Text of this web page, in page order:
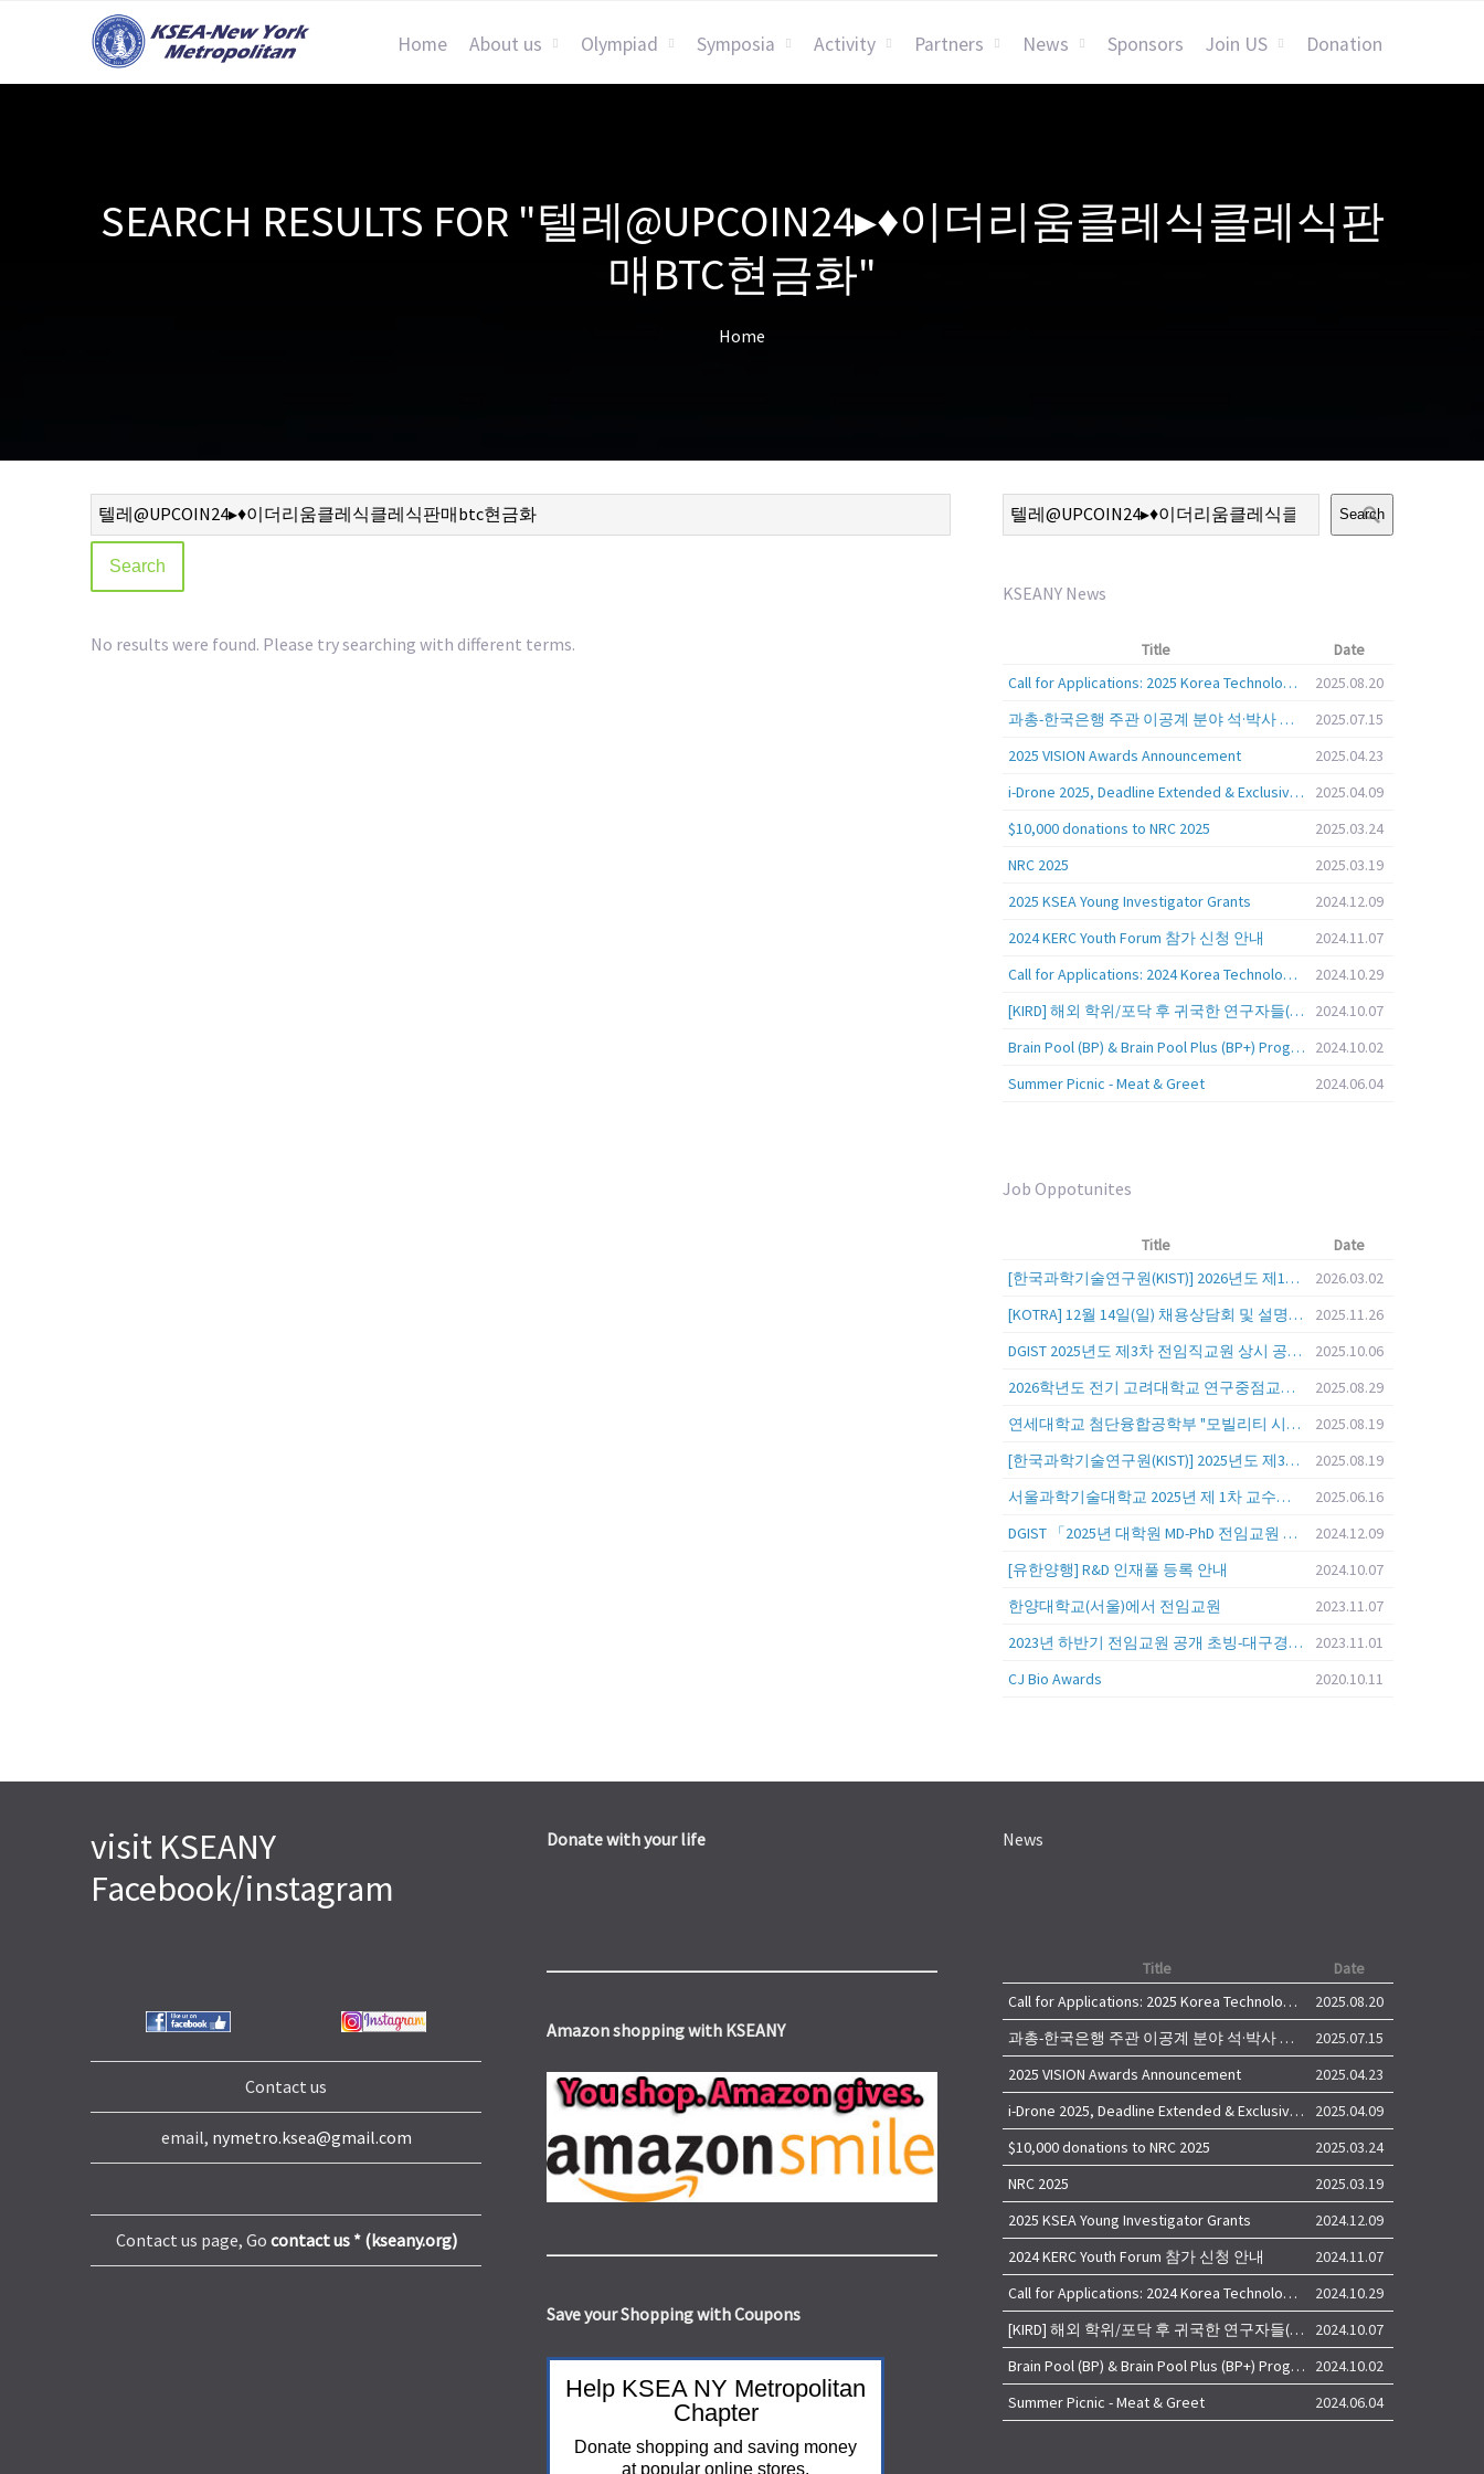
Home About us Olympiad Symposia Activity Partners News Sponsors Join US Donation
SEARCH RESULTS FOR "텔레@UPCOIN24▸♦이더리움클레식클레식판
매BTC현금화"
Home
No results were found. Please try searching with different terms.
Search
KSEANY News
Title
Date
Call for Applications: 2025 Korea Technology Advisory Group (K-TAG)
2025.08.20
과총-한국은행 주관 이공계 분야 석·박사 학위자 대상 서베이
2025.07.15
2025 VISION Awards Announcement
2025.04.23
i-Drone 2025, Deadline Extended & Exclusive Opportunity to Travel to Korea!
2025.04.09
$10,000 donations to NRC 2025
2025.03.24
NRC 2025
2025.03.19
2025 KSEA Young Investigator Grants
2024.12.09
2024 KERC Youth Forum 참가 신청 안내
2024.11.07
Call for Applications: 2024 Korea Technology Advisory Group (K-TAG)
2024.10.29
[KIRD] 해외 학위/포닥 후 귀국한 연구자들(학교, 출연(연), 기업)의 경력개발 경험 공유 줌 세미나 안내
2024.10.07
Brain Pool (BP) & Brain Pool Plus (BP+) Programs
2024.10.02
Summer Picnic - Meat & Greet
2024.06.04
Job Oppotunites
Title
Date
[한국과학기술연구원(KIST)] 2026년도 제1차 연구부문 공개채용 안내
2026.03.02
[KOTRA] 12월 14일(일) 채용상담회 및 설명회를 안내
2025.11.26
DGIST 2025년도 제3차 전임직교원 상시 공개초빙 공고
2025.10.06
2026학년도 전기 고려대학교 연구중점교수 초빙 공고
2025.08.29
연세대학교 첨단융합공학부 "모빌리티 시스템 전 분야" 전임교원 특별채용 (2026년 9월 1일자 임용 예정)
2025.08.19
[한국과학기술연구원(KIST)] 2025년도 제3차 연구부문 공개채용 안내
2025.08.19
서울과학기술대학교 2025년 제 1차 교수초빙 (교육공무원 일반공개채용) 공고
2025.06.16
DGIST 「2025년 대학원 MD-PhD 전임교원 공개초빙」
2024.12.09
[유한양행] R&D 인재풀 등록 안내
2024.10.07
한양대학교(서울)에서 전임교원
2023.11.07
2023년 하반기 전임교원 공개 초빙-대구경북과학기술원 (DGIST)
2023.11.01
CJ Bio Awards
2020.10.11
visit KSEANY
Facebook/instagram
Contact us
email, nymetro.ksea@gmail.com
Contact us page, Go contact us * (kseany.org)
Donate with your life
Amazon shopping with KSEANY
Save your Shopping with Coupons
Help KSEA NY Metropolitan
Chapter
Donate shopping and saving money
at popular online stores.
News
Title
Date
Call for Applications: 2025 Korea Technology Advisory Group (K-TAG)
2025.08.20
과총-한국은행 주관 이공계 분야 석·박사 학위자 대상 서베이
2025.07.15
2025 VISION Awards Announcement
2025.04.23
i-Drone 2025, Deadline Extended & Exclusive Opportunity to Travel to Korea!
2025.04.09
$10,000 donations to NRC 2025
2025.03.24
NRC 2025
2025.03.19
2025 KSEA Young Investigator Grants
2024.12.09
2024 KERC Youth Forum 참가 신청 안내
2024.11.07
Call for Applications: 2024 Korea Technology Advisory Group (K-TAG)
2024.10.29
[KIRD] 해외 학위/포닥 후 귀국한 연구자들(학교, 출연(연), 기업)의 경력개발 경험 공유 줌 세미나 안내
2024.10.07
Brain Pool (BP) & Brain Pool Plus (BP+) Programs
2024.10.02
Summer Picnic - Meat & Greet
2024.06.04